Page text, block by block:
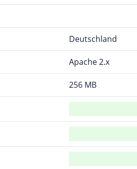
Deutschland
Apache 2.x
256 MB